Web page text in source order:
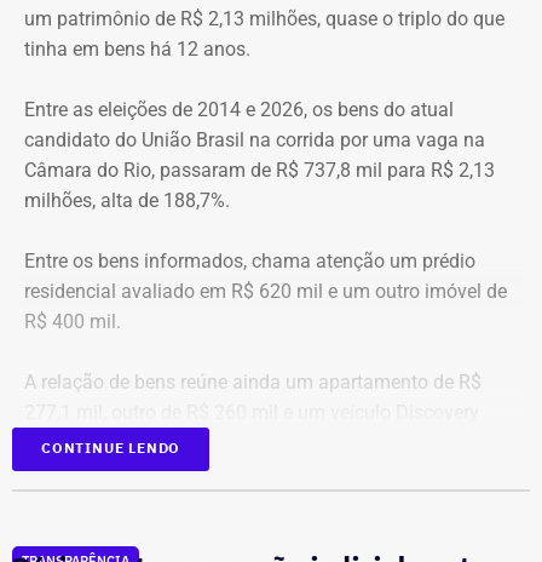
TEMPO REAL
4 unidades operacionais.
um patrimônio de R$ 2,13 milhões, quase o triplo do que
tinha em bens há 12 anos.
Entre as eleições de 2014 e 2026, os bens do atual
candidato do União Brasil na corrida por uma vaga na
Câmara do Rio, passaram de R$ 737,8 mil para R$ 2,13
milhões, alta de 188,7%.
Entre os bens informados, chama atenção um prédio
residencial avaliado em R$ 620 mil e um outro imóvel de
R$ 400 mil.
A relação de bens reúne ainda um apartamento de R$
D300, ano 2023, declarado por R$ 330 mil. Também
aparecem na lista cerca de R$ 177 mil em aplicações e
CONTINUE LENDO